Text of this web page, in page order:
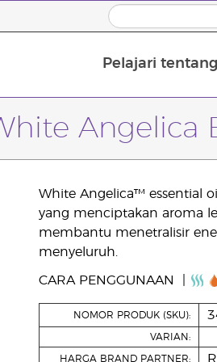
Pelajari
Angelica
White Angelica™ essential
yang menciptakan aroma
membantu menetralisir
menyeluruh.
CARA PENGGUNAAN
NOMOR PRODUK (SKU):
VARIAN:
HARGA BRAND PARTNER: